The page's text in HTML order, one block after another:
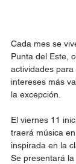
Cada mes se
Punta del Este,
actividades
intereses más
la excepción.
El viernes 11
traerá música
inspirada en la
Se presentará